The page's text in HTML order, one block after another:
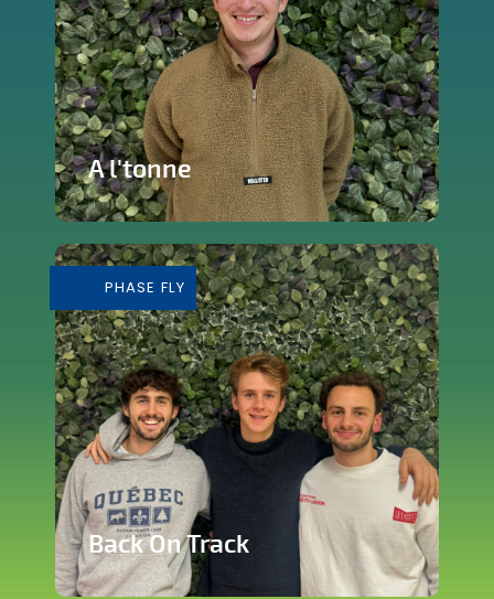
A l'tonne
cœur de Silly
En savoir plus
PHASE FLY
Back On Track